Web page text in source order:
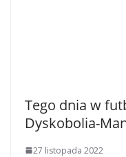
Tego dnia w
Dyskobolia-
27 listopada 2022